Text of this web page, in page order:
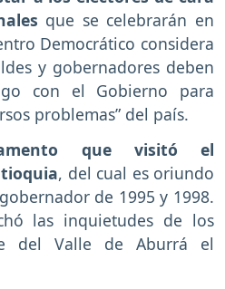
que se celebrarán en
Democrático considera
y gobernadores deben
con el Gobierno para
problemas” del país.
que visitó el
, del cual es oriundo
de 1995 y 1998.
las inquietudes de los
del Valle de Aburrá el